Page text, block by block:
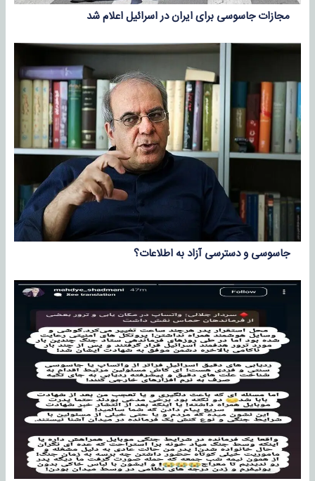
مجازات جاسوسی برای ایران در اسرائیل اعلام شد
جاسوسی و دسترسی آزاد به اطلاعات؟